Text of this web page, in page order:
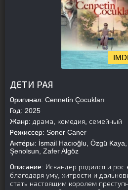
ДЕТИ РАЯ
Оригинал: Cennetin Çocukları
Год: 2025
Жанр: драма, комедия, семейный
Режиссер: Soner Caner
Актёры: İsmail Hacıoğlu, Özgü
Şenolsun, Zafer Algöz
Описание: Искандер родился и
благодаря уму, хитрости и
стать настоящим королем